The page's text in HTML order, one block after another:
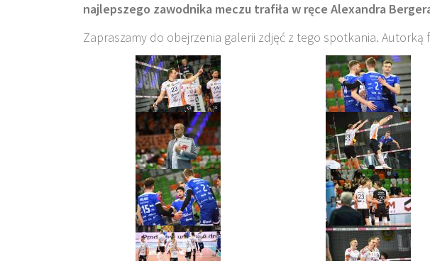
najlepszego zawodnika meczu trafiła w ręce Alexandra
Zapraszamy do obejrzenia galerii zdjęć z tego spotkania.